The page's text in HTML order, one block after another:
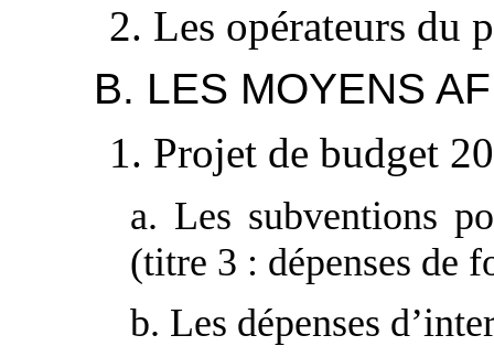
2. Les opérateurs du
B. LES MOYENS
1. Projet de budget
a. Les subventions
(titre 3 : dépenses de
b. Les dépenses